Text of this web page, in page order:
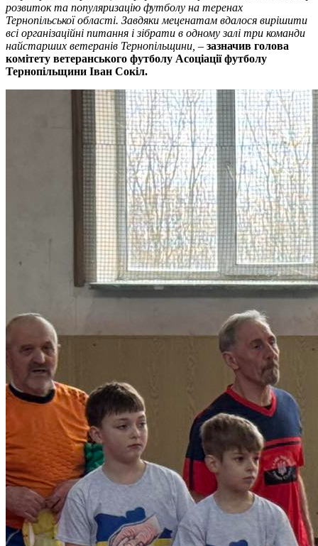
розвиток та популяризацію футболу на теренах
Тернопільської області. Завдяки меценатам вдалося вирішити
всі організаційні питання і зібрати в одному залі три команди
найстарших ветеранів Тернопільщини, – зазначив голова
комітету ветеранського футболу Асоціації футболу
Тернопільщини Іван Сокіл.